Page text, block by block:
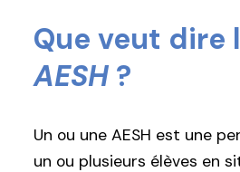
Que veut dire
AESH ?
Un ou une AESH est une
un ou plusieurs élèves en